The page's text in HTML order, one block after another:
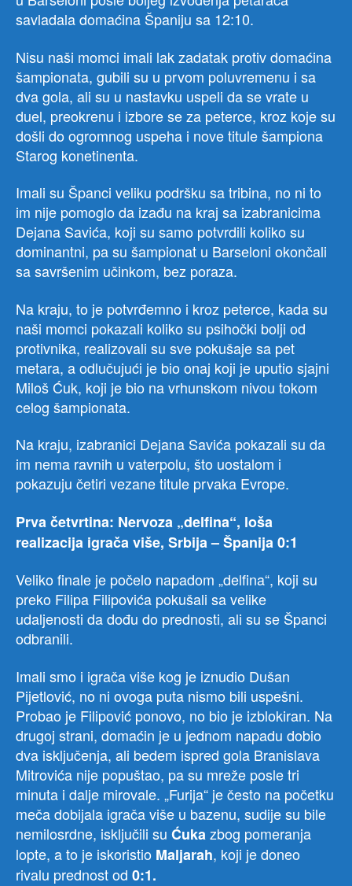
savladala domaćina Španiju sa 12:10.
Nisu naši momci imali lak zadatak protiv domaćina
šampionata, gubili su u prvom poluvremenu i sa
dva gola, ali su u nastavku uspeli da se vrate u
duel, preokrenu i izbore se za peterce, kroz koje su
došli do ogromnog uspeha i nove titule šampiona
Starog konetinenta.
Imali su Španci veliku podršku sa tribina, no ni to
im nije pomoglo da izađu na kraj sa izabranicima
Dejana Savića, koji su samo potvrdili koliko su
dominantni, pa su šampionat u Barseloni okončali
sa savršenim učinkom, bez poraza.
Na kraju, to je potvrđemno i kroz peterce, kada su
naši momci pokazali koliko su psihočki bolji od
protivnika, realizovali su sve pokušaje sa pet
metara, a odlučujući je bio onaj koji je uputio sjajni
Miloš Ćuk, koji je bio na vrhunskom nivou tokom
celog šampionata.
Na kraju, izabranici Dejana Savića pokazali su da
im nema ravnih u vaterpolu, što uostalom i
pokazuju četiri vezane titule prvaka Evrope.
Prva četvrtina: Nervoza „delfina“, loša
realizacija igrača više, Srbija – Španija 0:1
Veliko finale je počelo napadom „delfina“, koji su
preko Filipa Filipovića pokušali sa velike
udaljenosti da dođu do prednosti, ali su se Španci
odbranili.
Imali smo i igrača više kog je iznudio Dušan
Pijetlović, no ni ovoga puta nismo bili uspešni.
Probao je Filipović ponovo, no bio je izblokiran. Na
drugoj strani, domaćin je u jednom napadu dobio
dva isključenja, ali bedem ispred gola Branislava
Mitrovića nije popuštao, pa su mreže posle tri
minuta i dalje mirovale. „Furija“ je često na početku
meča dobijala igrača više u bazenu, sudije su bile
nemilosrdne, isključili su Ćukazbog pomeranja
lopte, a to je iskoristio Maljarah, koji je doneo
rivalu prednost od 0:1.